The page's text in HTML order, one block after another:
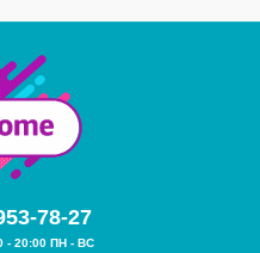
78-27
- 20:00 ПН - ВС